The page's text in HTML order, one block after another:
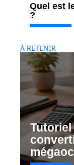
Quel est
?
À RETENIR